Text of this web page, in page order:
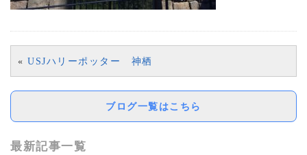
« USJハリーポッター 神栖
ブログ一覧はこちら
最新記事一覧